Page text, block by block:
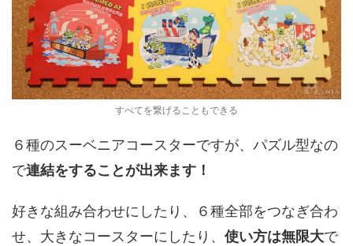
すべてを繋げることもできる
６種のスーベニアコースターですが、パズル型なの
で連結をすることが出来ます！
好きな組み合わせにしたり、６種全部をつなぎ合わ
せ、大きなコースターにしたり、 使い方は無限大で